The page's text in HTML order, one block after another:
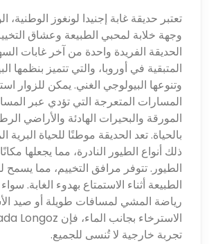
تعتبر حديقة غابة إجنيدا لونغوز الوطنية،
وجهة خلابة لمحبي الطبيعة وعشاق
الحديقة الفريدة واحدة من آخر غابات
المتبقية في أوروبا، والتي تتميز بنظمها
وتنوعها البيولوجي الغني. يمكن للزوار
المسارات المتعرجة التي تؤدي عبر
المورقة والبحيرات الهادئة والأراضي
بالحياة. تعد الحديقة موطنًا للحياة البرية
ذلك أنواع الطيور النادرة، مما يجعلها
الطيور. تتوفر مرافق التخييم، مما
الطبيعة أثناء الاستمتاع بهدوء الغابة.
رياضة المشي لمسافات طويلة أو صيد
تجربة خارجية لا تُنسى للجميع.